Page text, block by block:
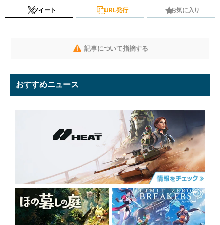
ツイート URL発行 お気に入り
記事について指摘する
おすすめニュース